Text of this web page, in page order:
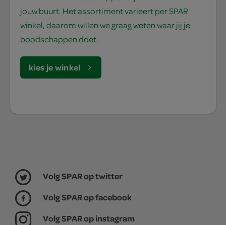
jouw buurt. Het assortiment varieert per SPAR
winkel, daarom willen we graag weten waar jij je
boodschappen doet.
kies je winkel
Volg SPAR op twitter
Volg SPAR op facebook
Volg SPAR op instagram